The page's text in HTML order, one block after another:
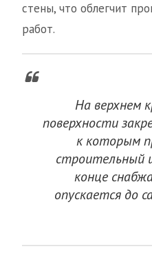
стены, что облегчит
работ.
На верхнем
поверхности
к которым
строительный
конце
опускается до